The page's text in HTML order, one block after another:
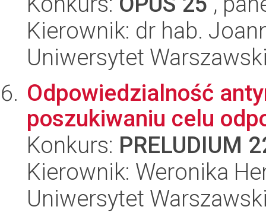
Kierownik: dr hab.
Uniwersytet
Odpowiedzialność
poszukiwaniu celu
Konkurs: PRELUDIUM
Kierownik: Weronika
Uniwersytet